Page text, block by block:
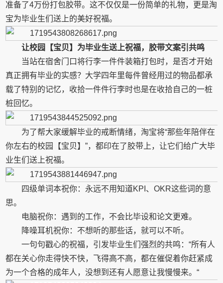
准备了4万份打包胶带。这不仅仅是一份简单的礼物，更是淘
宝为毕业生们送上的美好祝福。
让校园【宝贝】为毕业生送上祝福，胶带文案引共鸣
当站在宿舍门口将行李一件件装箱打包时，是否才开始
真正拥有毕业的实感？大学四年里每件曾经用过的物品都承
载了特别的记忆，收拾一件件行李时也是在收拾自己的一桩
桩回忆。
为了帮大家缓解毕业的戒断情绪，淘宝将“那些年陪伴在
你左右的校园【宝贝】”，都印在了胶带上，让它们给广大毕
业生们送上祝福。
四级单词本祝你：永远不用知道KPI、OKR这些词的意
思。
电脑祝你：遇到的工作，不会比毕设和论文更难。
降噪耳机祝你：不想听的那些话，就可以不听。
一句句戳心的祝福，引发毕业生们强烈的共鸣：“所有人
都在关心你走得快不快，飞得高不高，都在催促着你赶紧成
为一个合格的成年人，没想到还有人愿意让我慢慢来。“